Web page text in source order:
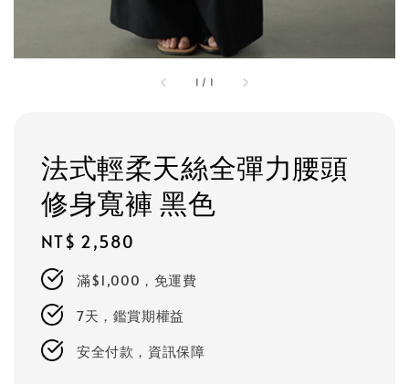
1 / 1
法式輕柔天絲全彈力腰頭
修身寬褲 黑色
Regular
price
NT$ 2,580
滿$1,000，免運費
7天，鑑賞期權益
安全付款，資訊保障